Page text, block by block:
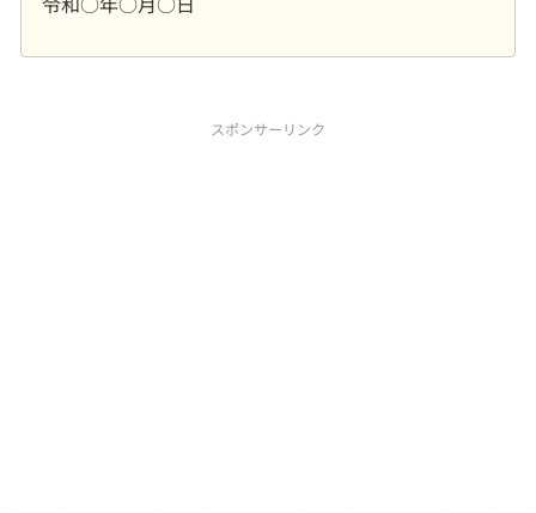
スポンサーリンク